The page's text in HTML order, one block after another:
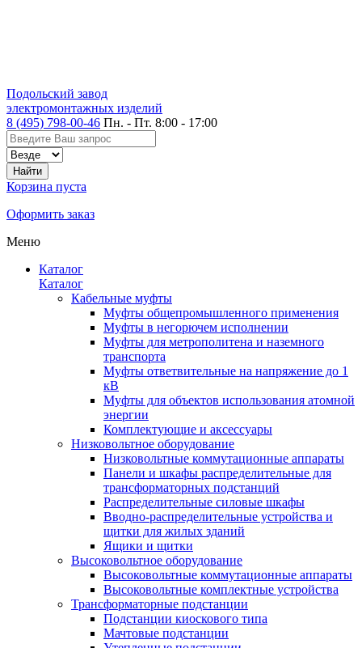
Подольский завод
электромонтажных изделий
8 (495) 798-00-46 Пн. - Пт. 8:00 - 17:00
Корзина пуста
Оформить заказ
Меню
Каталог
Каталог
Кабельные муфты
Муфты общепромышленного применения
Муфты в негорючем исполнении
Муфты для метрополитена и наземного
транспорта
Муфты ответвительные на напряжение до 1
кВ
Муфты для объектов использования атомной
энергии
Комплектующие и аксессуары
Низковольтное оборудование
Низковольтные коммутационные аппараты
Панели и шкафы распределительные для
трансформаторных подстанций
Распределительные силовые шкафы
Вводно-распределительные устройства и
щитки для жилых зданий
Ящики и щитки
Высоковольтное оборудование
Высоковольтные коммутационные аппараты
Высоковольтные комплектные устройства
Трансформаторные подстанции
Подстанции киоскового типа
Мачтовые подстанции